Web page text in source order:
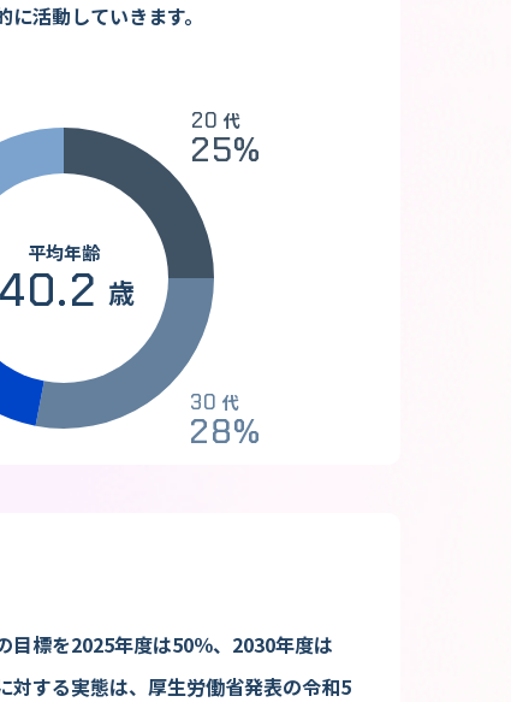
活動していきます。
20 代
25%
30 代
28%
平均年齢
40.2 歳
目標を2025年度は50％、2030年度は
対する実態は、厚生労働省発表の令和5